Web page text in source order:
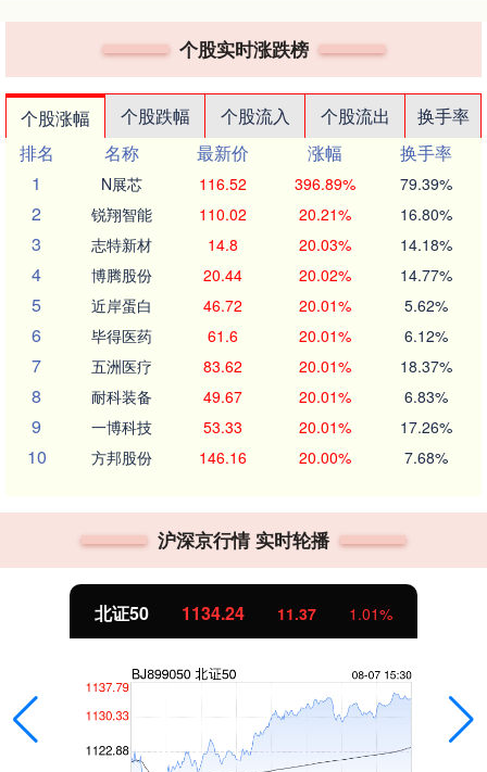
个股实时涨跌榜
个股涨幅 个股跌幅 个股流入 个股流出
换手率
排名
名称 最新价 涨幅
换手率
1
N展芯 116.52 396.89% 79.39%
2 锐翔智能 110.02 20.21% 16.80%
3 志特新材 14.8 20.03% 14.18%
4 博腾股份 20.44 20.02% 14.77%
5 近岸蛋白 46.72 20.01% 5.62%
6 毕得医药 61.6 20.01% 6.12%
7 五洲医疗 83.62 20.01% 18.37%
8 耐科装备 49.67 20.01% 6.83%
9 一博科技 53.33 20.01% 17.26%
10 方邦股份 146.16 20.00% 7.68%
沪深京行情 实时轮播
北证50 1134.24 11.37 1.01%